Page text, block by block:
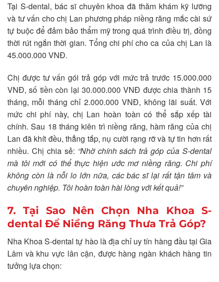
Tại S-dental, bác sĩ chuyên khoa đã thăm khám kỹ lưỡng
và tư vấn cho chị Lan phương pháp niềng răng mắc cài sứ
tự buộc để đảm bảo thẩm mỹ trong quá trình điều trị, đồng
thời rút ngắn thời gian. Tổng chi phí cho ca của chị Lan là
45.000.000 VNĐ.
Chị được tư vấn gói trả góp với mức trả trước 15.000.000
VNĐ, số tiền còn lại 30.000.000 VNĐ được chia thành 15
tháng, mỗi tháng chỉ 2.000.000 VNĐ, không lãi suất. Với
mức chi phí này, chị Lan hoàn toàn có thể sắp xếp tài
chính. Sau 18 tháng kiên trì niềng răng, hàm răng của chị
Lan đã khít đều, thẳng tắp, nụ cười rạng rỡ và tự tin hơn rất
nhiều. Chị chia sẻ: “Nhờ chính sách trả góp của S-dental
mà tôi mới có thể thực hiện ước mơ niềng răng. Chi phí
không còn là nỗi lo lớn nữa, các bác sĩ lại rất tận tâm và
chuyên nghiệp. Tôi hoàn toàn hài lòng với kết quả!”
7. Tại Sao Nên Chọn Nha Khoa S-
dental Để Niềng Răng Thưa Trả Góp?
Nha Khoa S-dental tự hào là địa chỉ uy tín hàng đầu tại Gia
Lâm và khu vực lân cận, được hàng ngàn khách hàng tin
tưởng lựa chọn: